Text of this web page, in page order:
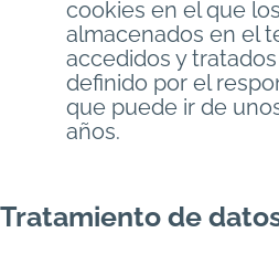
cookies en el que
almacenados en el
accedidos y
definido por el
que puede ir de
años.
Tratamiento de